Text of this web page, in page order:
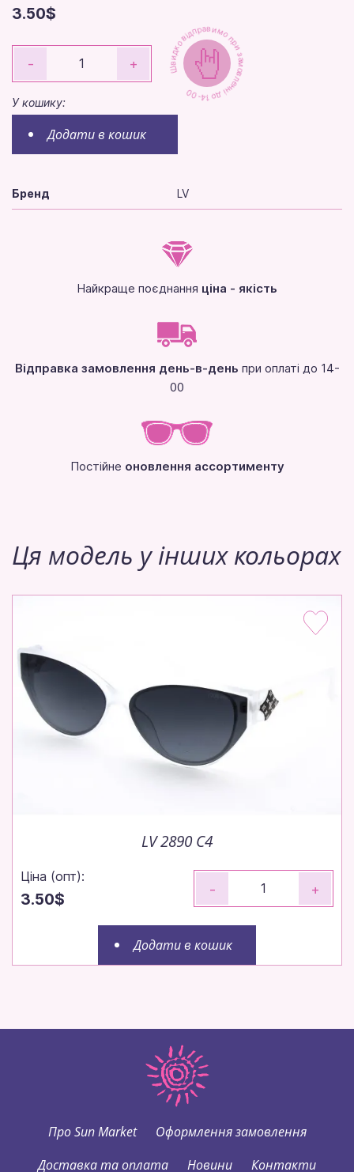
3.50$
- +
У кошику:
Додати в кошик
Швидко відправимо при замовленні до 14-00
Бренд LV
Найкраще поєднання ціна - якість
Відправка замовлення день-в-день при оплаті до 14-
00
Постійне оновлення ассортименту
Ця модель у інших кольорах
LV 2890 C4
Ціна (опт):
3.50$
- +
Додати в кошик
Про Sun Market
Оформлення замовлення
Доставка та оплата
Новини Контакти